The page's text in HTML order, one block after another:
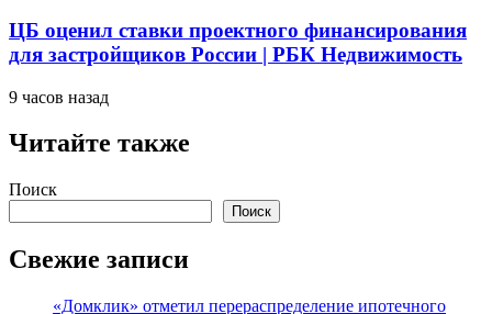
ЦБ оценил ставки проектного финансирования
для застройщиков России | РБК Недвижимость
9 часов назад
Читайте также
Поиск
Поиск
Свежие записи
«Домклик» отметил перераспределение ипотечного